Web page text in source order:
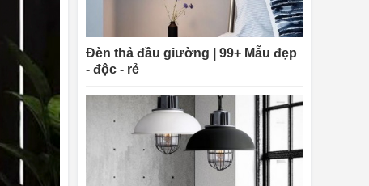
Đèn thả đầu giường | 99+ Mẫu đẹp
- độc - rẻ